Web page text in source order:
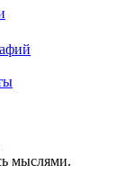
мыслями.